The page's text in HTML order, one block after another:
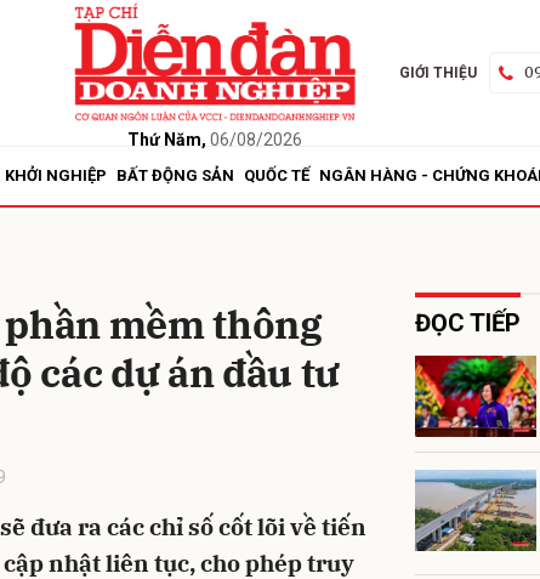
Thứ Năm, 06/08/2026
GIỚI THIỆU
KHỞI NGHIỆP BẤT ĐỘNG SẢN QUỐC TẾ NGÂN HÀNG - CHỨNG
mềm thông
các dự án đầu tư
đưa ra các chỉ số cốt lõi về tiến
nhật liên tục, cho phép truy
ĐỌC TIẾP
Gửi